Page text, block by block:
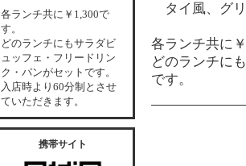
タイ風、グ
各ランチ共に
どのランチに
です。
各ランチ共に￥1,300で
す。
どのランチにもサラダビ
ュッフェ・フリードリン
ク・パンがセットです。
入店時より60分制とさせ
ていただきます。
携帯サイト